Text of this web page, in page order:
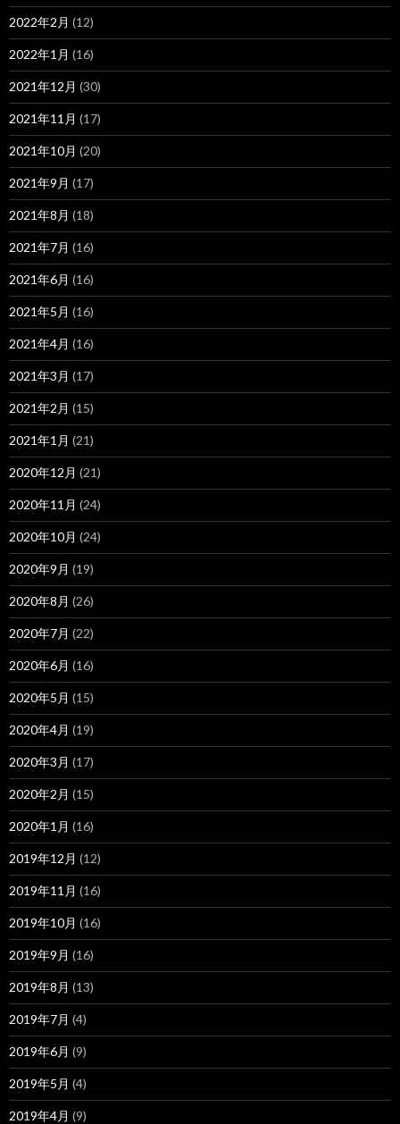
2022年2月 (12)
2022年1月 (16)
2021年12月 (30)
2021年11月 (17)
2021年10月 (20)
2021年9月 (17)
2021年8月 (18)
2021年7月 (16)
2021年6月 (16)
2021年5月 (16)
2021年4月 (16)
2021年3月 (17)
2021年2月 (15)
2021年1月 (21)
2020年12月 (21)
2020年11月 (24)
2020年10月 (24)
2020年9月 (19)
2020年8月 (26)
2020年7月 (22)
2020年6月 (16)
2020年5月 (15)
2020年4月 (19)
2020年3月 (17)
2020年2月 (15)
2020年1月 (16)
2019年12月 (12)
2019年11月 (16)
2019年10月 (16)
2019年9月 (16)
2019年8月 (13)
2019年7月 (4)
2019年6月 (9)
2019年5月 (4)
2019年4月 (9)